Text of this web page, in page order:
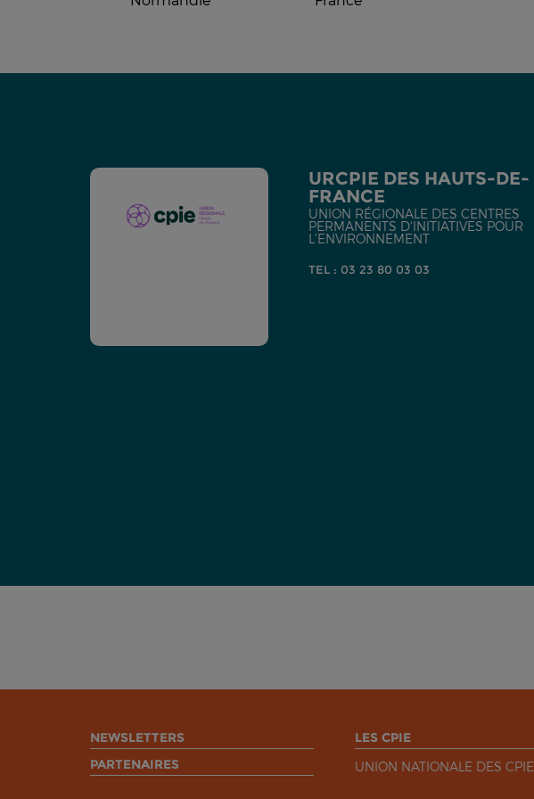
URCPIE DES HAUTS-DE-
FRANCE
UNION RÉGIONALE DES CENTRES
PERMANENTS D'INITIATIVES POUR
L'ENVIRONNEMENT
TEL : 03 23 80 03 03
NEWSLETTERS
PARTENAIRES
LES CPIE
UNION NATIONALE DES CPIE